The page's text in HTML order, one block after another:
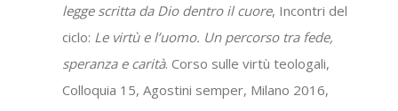
legge scritta da Dio dentro il cuore, Incontri del
ciclo: Le virtù e l’uomo. Un percorso tra fede,
speranza e carità. Corso sulle virtù teologali,
Colloquia 15, Agostini semper, Milano 2016,